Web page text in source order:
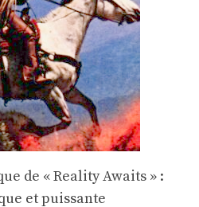
de « Reality Awaits » :
et puissante